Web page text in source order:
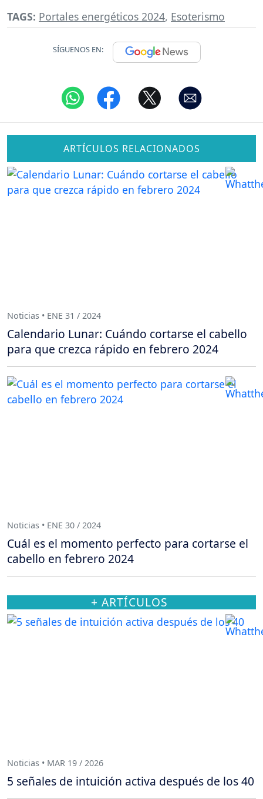
TAGS: Portales energéticos 2024, Esoterismo
SÍGUENOS EN:
ARTÍCULOS RELACIONADOS
Noticias • ENE 31 / 2024
Calendario Lunar: Cuándo cortarse el cabello
para que crezca rápido en febrero 2024
Noticias • ENE 30 / 2024
Cuál es el momento perfecto para cortarse el
cabello en febrero 2024
+ ARTÍCULOS
Noticias • MAR 19 / 2026
5 señales de intuición activa después de los 40